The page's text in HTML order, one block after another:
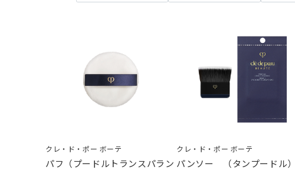
クレ・ド・ポー ボーテ
パフ（プードルトランスパラン
クレ・ド・ポー ボーテ
パンソー （タンプードル）